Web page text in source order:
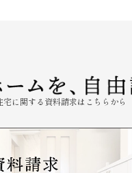
宅に関する資料請求はこちらから